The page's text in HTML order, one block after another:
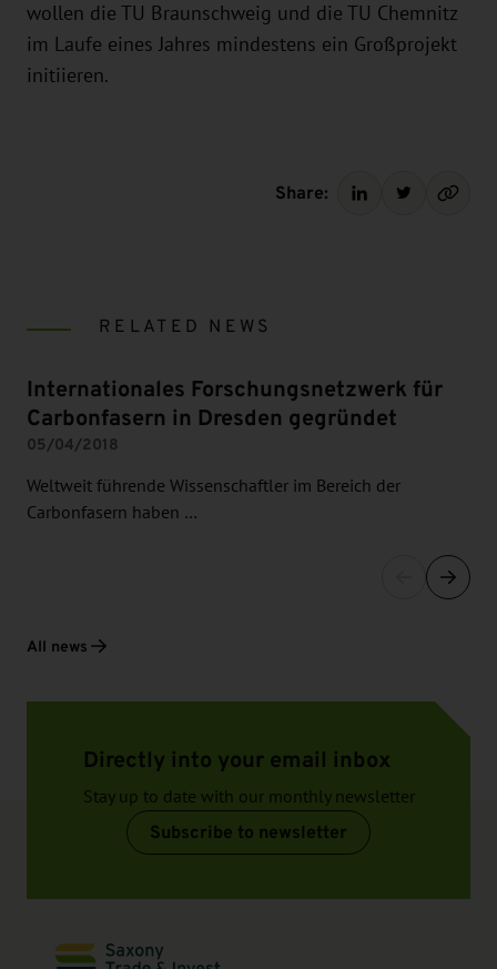
wollen die TU Braunschweig und die TU Chemnitz
im Laufe eines Jahres mindestens ein Großprojekt
initiieren.
Share:
RELATED NEWS
Internationales Forschungsnetzwerk für
Carbonfasern in Dresden gegründet
05/04/2018
Weltweit führende Wissenschaftler im Bereich der
Carbonfasern haben …
All news
Directly into your email inbox
Stay up to date with our monthly newsletter
Subscribe to newsletter